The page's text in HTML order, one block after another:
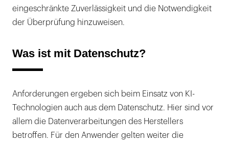
eingeschränkte Zuverlässigkeit und die Notwendigkeit
der Überprüfung hinzuweisen.
Was ist mit Datenschutz?
Anforderungen ergeben sich beim Einsatz von KI-
Technologien auch aus dem Datenschutz. Hier sind vor
allem die Datenverarbeitungen des Herstellers
betroffen. Für den Anwender gelten weiter die